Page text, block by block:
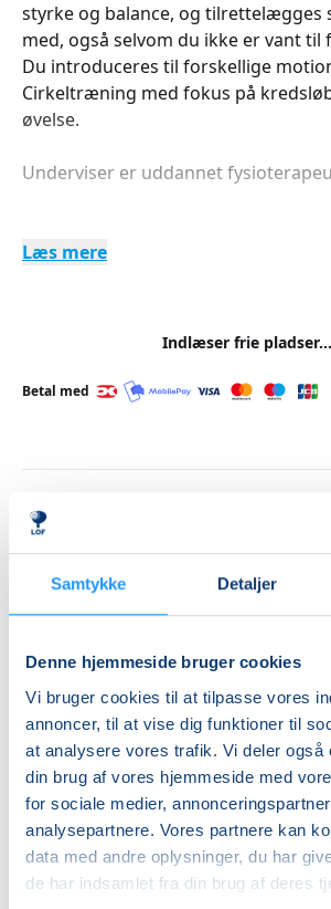
Samtykke Detaljer
Denne hjemmeside bruger cookies
Vi bruger cookies til at tilpasse vores
annoncer, til at vise dig funktioner til
at analysere vores trafik. Vi deler også
din brug af vores hjemmeside med
for sociale medier,
analysepartnere. Vores partnere kan
data med andre oplysninger, du har
de har indsamlet fra din brug af deres
styrke og balance, og tilrettelægges
med, også selvom du ikke er vant
Du introduceres til forskellige
Cirkeltræning med fokus på
øvelse.
Underviser er uddannet
Læs mere
Indlæser frie pladser...
Betal med
DKK 590,00
262101
Første mødegang
tirsdag 11.08.2026, kl. 16.00 - 17.00
Sidste mødegang
tirsdag 24.11.2026, kl. 16.00 - 17.00
Antal mødegange